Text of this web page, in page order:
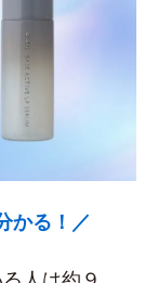
かる！／